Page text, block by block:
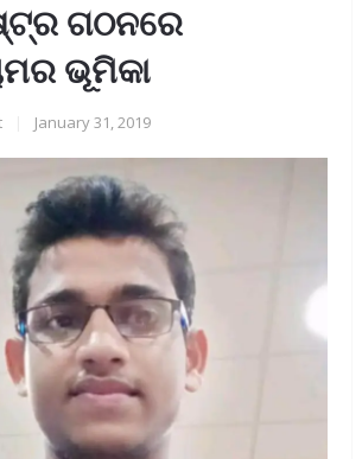
ଗଠନରେ
ଭୂମିକା
January 31, 2019